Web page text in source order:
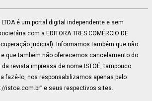
LTDA é um portal digital independente e sem
com a EDITORA TRES COMÉRCIO DE
judicial). Informamos também que não
que também não oferecemos cancelamento do
revista impressa de nome ISTOÉ, tampouco
fazê-lo, nos responsabilizamos apenas pelo
istoe.com.br” e seus respectivos sites.